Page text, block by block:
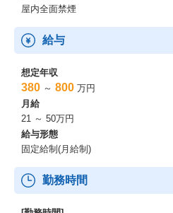
屋内全面禁煙
給与
想定年収
380 ～ 800 万円
月給
21 ～ 50万円
給与形態
固定給制(月給制)
勤務時間